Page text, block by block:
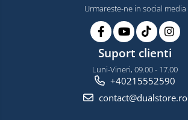
Urmareste-ne in social media
Suport clienti
Luni-Vineri, 09.00 - 17.00
+40215552590
contact@dualstore.ro